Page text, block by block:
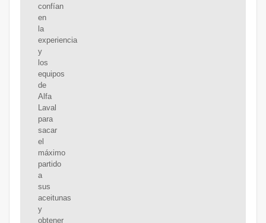
confían
en
la
experiencia
y
los
equipos
de
Alfa
Laval
para
sacar
el
máximo
partido
a
sus
aceitunas
y
obtener